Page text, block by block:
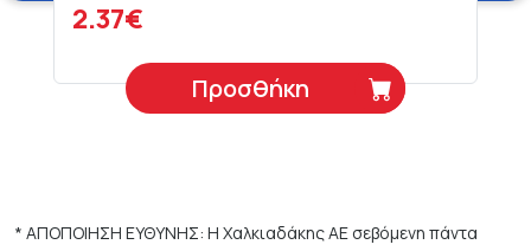
2.37€
Προσθήκη
* ΑΠΟΠΟΙΗΣΗ ΕΥΘΥΝΗΣ: Η Χαλκιαδάκης ΑΕ σεβόμενη πάντα